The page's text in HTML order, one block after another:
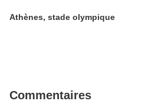
Athènes, stade olympique
Commentaires